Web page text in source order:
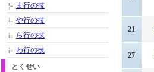
21
27
ま行の技
や行の技
ら行の技
わ行の技
とくせい